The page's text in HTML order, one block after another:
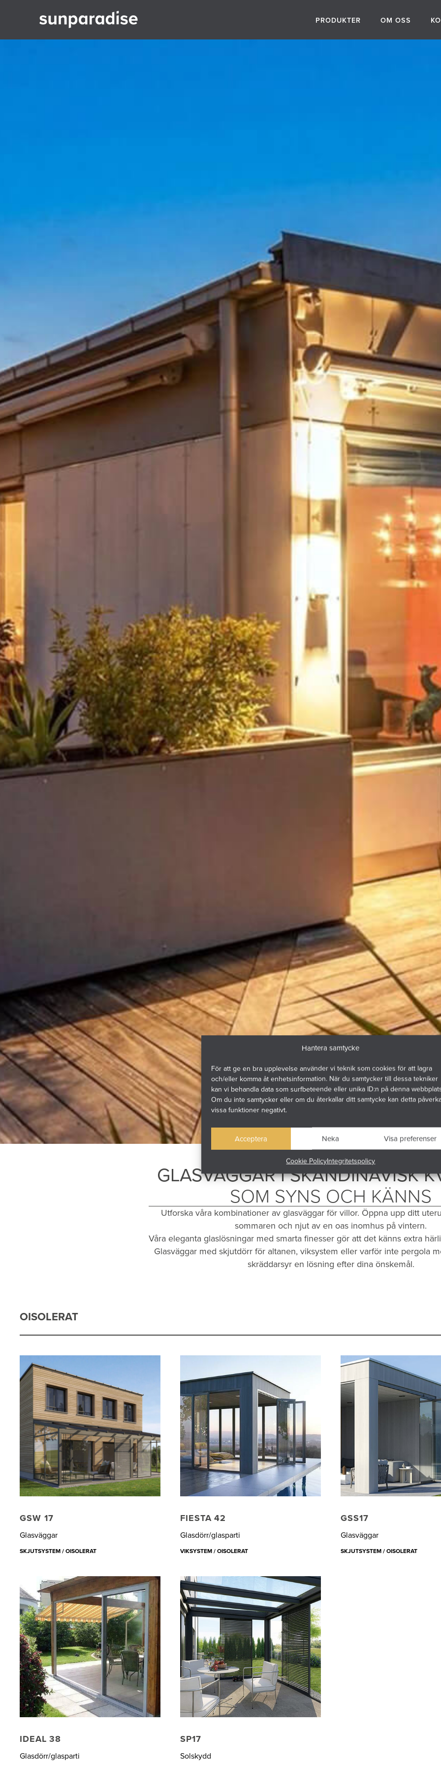
Hantera samtycke
För att ge en bra upplevelse använder vi teknik som cookies för att lagra
och/eller komma åt enhetsinformation. När du samtycker till dessa tekniker
kan vi behandla data som surfbeteende eller unika ID:n på denna
Om du inte samtycker eller om du återkallar ditt samtycke kan detta
vissa funktioner negativt.
Acceptera Neka Visa preferenser
Cookie PolicyIntegritetspolicy
PRODUKTER OM OSS
GLASVÄGGAR I SKANDINAVISK
SOM SYNS OCH KÄNNS
Utforska våra kombinationer av glasväggar för villor. Öppna upp ditt
sommaren och njut av en oas inomhus på vintern.
Våra eleganta glaslösningar med smarta finesser gör att det känns extra
Glasväggar med skjutdörr för altanen, viksystem eller varför inte pergola
skräddarsyr en lösning efter dina önskemål.
OISOLERAT
GSW 17
Glasväggar
SKJUTSYSTEM / OISOLERAT
FIESTA 42
Glasdörr/glasparti
VIKSYSTEM / OISOLERAT
GSS17
Glasväggar
SKJUTSYSTEM / OISOLERAT
IDEAL 38
Glasdörr/glasparti
SP17
Solskydd